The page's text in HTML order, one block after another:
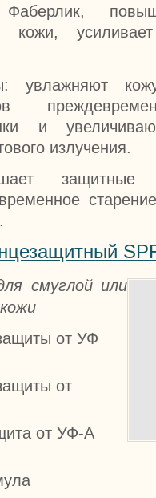
кожи,
увлажняют
и
излучения.
защитные
смуглой или
от УФ
от
от УФ-А